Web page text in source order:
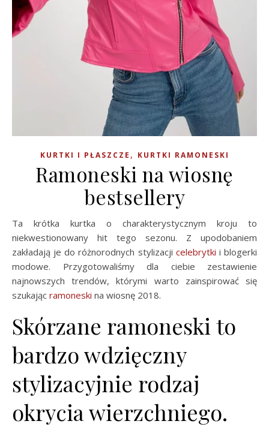
KURTKI I PŁASZCZE , KURTKI RAMONESKI
Ramoneski na wiosnę
bestsellery
Ta krótka kurtka o charakterystycznym kroju to
niekwestionowany hit tego sezonu. Z upodobaniem
zakładają je do różnorodnych stylizacji celebrytki i blogerki
modowe. Przygotowaliśmy dla ciebie zestawienie
najnowszych trendów, którymi warto zainspirować się
szukając ramoneski na wiosnę 2018.
Skórzane ramoneski to
bardzo wdzięczny
stylizacyjnie rodzaj
okrycia wierzchniego.